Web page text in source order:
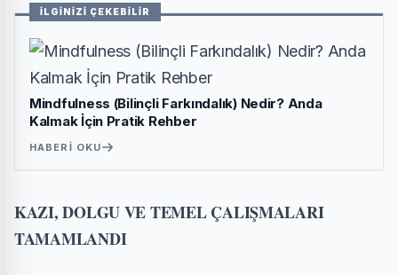
İLGİNİZİ ÇEKEBİLİR
Mindfulness (Bilinçli Farkındalık) Nedir? Anda
Kalmak İçin Pratik Rehber
HABERI OKU
KAZI, DOLGU VE TEMEL ÇALIŞMALARI
TAMAMLANDI